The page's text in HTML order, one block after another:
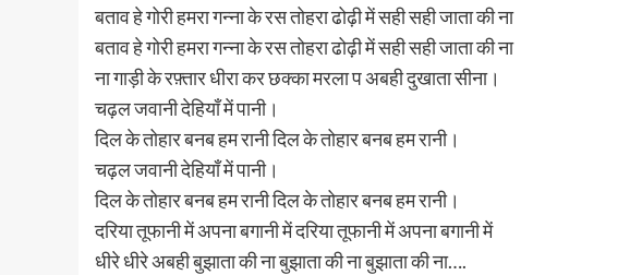
बताव हे गोरी हमरा गन्ना के रस तोहरा ढोढ़ी में सही सही जाता की ना
बताव हे गोरी हमरा गन्ना के रस तोहरा ढोढ़ी में सही सही जाता की ना
ना गाड़ी के रफ़्तार धीरा कर छक्का मरला प अबही दुखाता सीना।
चढ़ल जवानी देहियाँ में पानी।
दिल के तोहार बनब हम रानी दिल के तोहार बनब हम रानी।
चढ़ल जवानी देहियाँ में पानी।
दिल के तोहार बनब हम रानी दिल के तोहार बनब हम रानी।
दरिया तूफानी में अपना बगानी में दरिया तूफानी में अपना बगानी में
धीरे धीरे अबही बुझाता की ना बुझाता की ना बुझाता की ना….